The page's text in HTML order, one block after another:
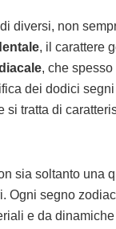
diversi, non
, il carattere
, che
dei dodici
si tratta di
sia soltanto una
Ogni segno
e da